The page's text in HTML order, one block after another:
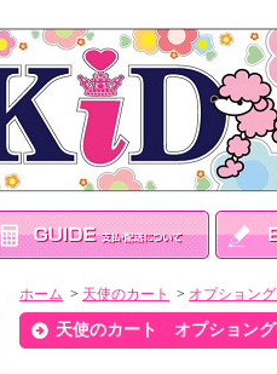
ホーム > 天使のカート > オプション
天使のカート オプション